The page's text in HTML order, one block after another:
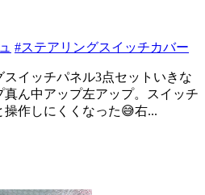
#ステアリングスイッチカバー
イッチパネル3点セットいきな
真ん中アップ左アップ。スイッチ
作しにくくなった😅右...